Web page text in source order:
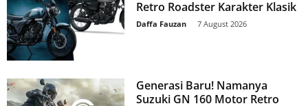
Retro Roadster Karakter Klasik
Daffa Fauzan 7 August 2026
Generasi Baru! Namanya
Suzuki GN 160 Motor Retro